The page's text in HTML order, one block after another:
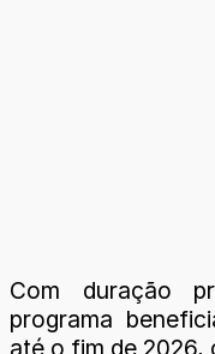
Com duração
programa
até o fim de 2026,